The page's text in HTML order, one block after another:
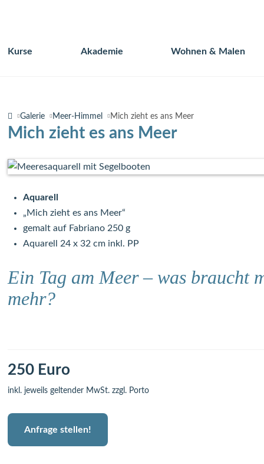
Navigation
Kurse Akademie Wohnen & Malen
Galerie Meer-Himmel Mich zieht es ans Meer
Mich zieht es ans Meer
Aquarell
„Mich zieht es ans Meer“
gemalt auf Fabriano 250 g
Aquarell 24 x 32 cm inkl. PP
Ein Tag am Meer – was braucht
mehr?
250 Euro
inkl. jeweils geltender MwSt. zzgl. Porto
Anfrage stellen!